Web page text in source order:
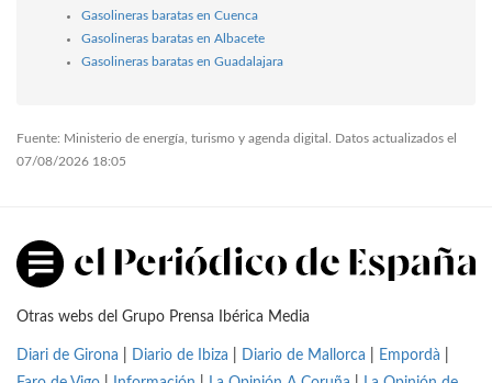
Gasolineras baratas en Cuenca
Gasolineras baratas en Albacete
Gasolineras baratas en Guadalajara
Fuente: Ministerio de energía, turismo y agenda digital. Datos actualizados el
07/08/2026 18:05
Otras webs del Grupo Prensa Ibérica Media
Diari de Girona Diario de Ibiza Diario de Mallorca Empordà